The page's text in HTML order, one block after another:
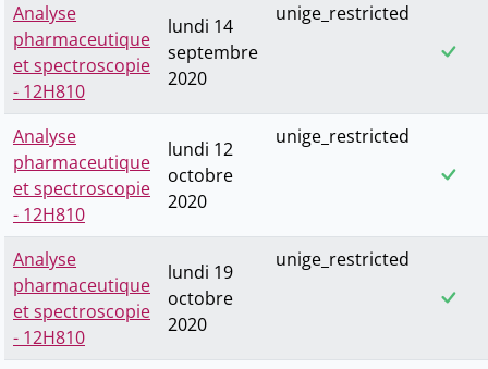
Analyse
pharmaceutique
et spectroscopie
- 12H810
lundi 14
septembre
2020
unige_restricted
Analyse
pharmaceutique
et spectroscopie
- 12H810
lundi 12
octobre
2020
unige_restricted
Analyse
pharmaceutique
et spectroscopie
- 12H810
lundi 19
octobre
2020
unige_restricted